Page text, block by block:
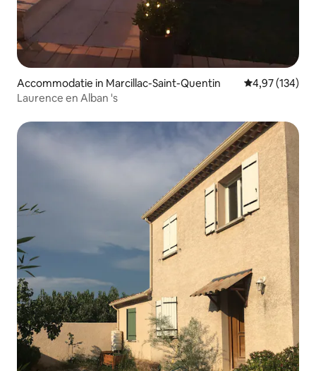
Accommodatie in Marcillac-Saint-Quentin Gemiddelde
4,97 (134)
Laurence en Alban 's